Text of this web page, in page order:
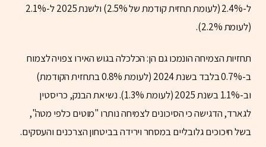
ל-2.4% (לעומת תחזית קודמת של 2.5%) ולשנת 2025 ל-2.1%
(לעומת 2.2%).
תחזיות הצמיחה הונמכו גם הן: הכלכלה בגוש האירו צפויה לצמוח
ב-0.7% בלבד בשנת 2024 (לעומת 0.8% בתחזית הקודמת)
וב-1.1% בשנת 2025 (לעומת 1.3%). נשיאת הבנק, כריסטין
לגארד, הדגישה כי הסיכונים לצמיחה נותרו "מוטים כלפי מטה",
בשל חיכוכים גלובליים במסחר וירידה בביטחון הצרכנים והעסקים.